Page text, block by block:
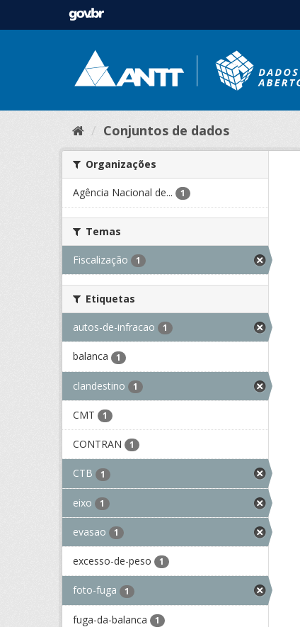
Conjuntos de dados
Organizações
Agência Nacional de... 1
Temas
Fiscalização 1
Etiquetas
autos-de-infracao 1
balanca 1
clandestino 1
CMT 1
CONTRAN 1
CTB 1
eixo 1
evasao 1
excesso-de-peso 1
foto-fuga 1
fuga-da-balanca 1